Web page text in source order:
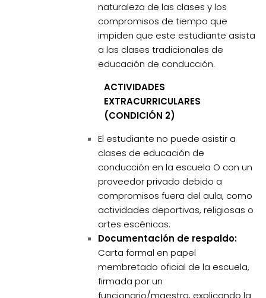
naturaleza de las clases y los
compromisos de tiempo que
impiden que este estudiante asista
a las clases tradicionales de
educación de conducción.
ACTIVIDADES
EXTRACURRICULARES
(CONDICIÓN 2)
El estudiante no puede asistir a
clases de educación de
conducción en la escuela O con un
proveedor privado debido a
compromisos fuera del aula, como
actividades deportivas, religiosas o
artes escénicas.
Documentación de respaldo:
Carta formal en papel
membretado oficial de la escuela,
firmada por un